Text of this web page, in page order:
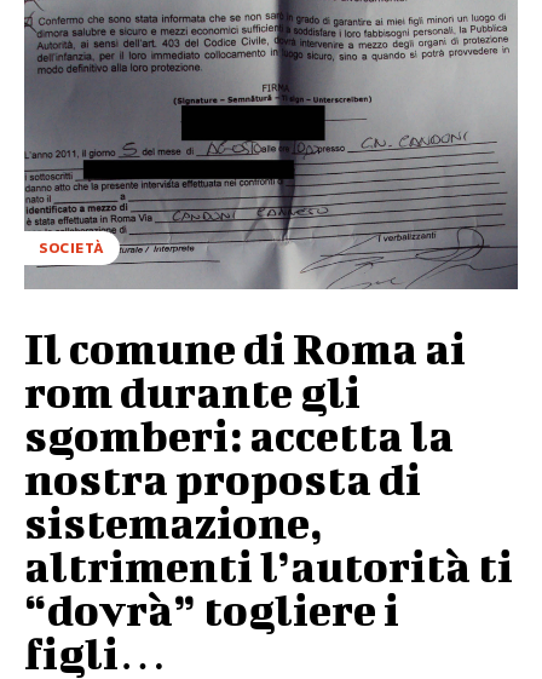
SOCIETÀ
Il comune di Roma ai
rom durante gli
sgomberi: accetta la
nostra proposta di
sistemazione,
altrimenti l’autorità ti
“dovrà” togliere i
figli…